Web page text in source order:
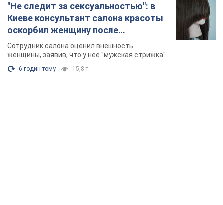
"Не следит за сексуальностью": в
Киеве консультант салона красоты
оскорбил женщину после
химиотерапии, разгорелся скандал.
Фото
Сотрудник салона оценил внешность
женщины, заявив, что у нее "мужская стрижка"
6 годин тому 15,8 т.